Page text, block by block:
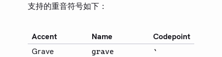
路线图
术语表
支持的重音符号如下：
Accent Name
Codepoint
Grave
grave `